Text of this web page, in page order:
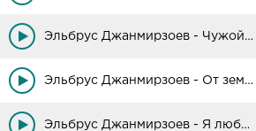
Эльбрус Джанмирзоев - Чужой женою стала
Эльбрус Джанмирзоев - От земли до луны
Эльбрус Джанмирзоев - Я люблю тишину (remix)